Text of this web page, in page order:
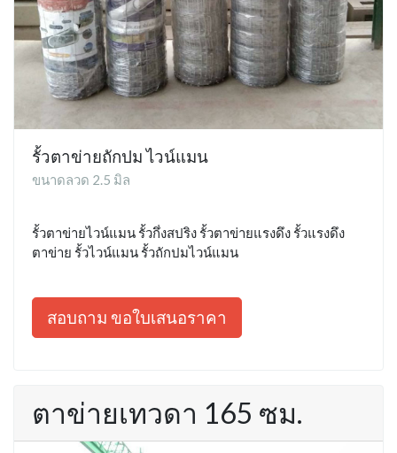
รั้วตาข่ายถักปม ไวน์แมน
ขนาดลวด 2.5 มิล
รั้วตาข่ายไวน์แมน รั้วกึ่งสปริง รั้วตาข่ายแรงดึง รั้วแรงดึง
ตาข่าย รั้วไวน์แมน รั้วถักปมไวน์แมน
สอบถาม ขอใบเสนอราคา
ตาข่ายเทวดา 165 ซม.